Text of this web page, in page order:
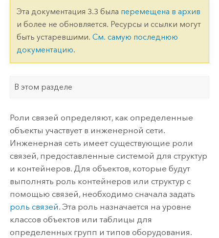
Эта документация 3.3 была перемещена в архив
и более не обновляется. Ресурсы и ссылки могут
быть устаревшими. См. самую последнюю
документацию.
В этом разделе
Роли связей определяют, как определенные
объекты участвует в инженерной сети.
Инженерная сеть имеет существующие роли
связей, предоставленные системой для структур
и контейнеров. Для объектов, которые будут
выполнять роль контейнеров или структур с
помощью связей, необходимо сначала задать
роль связей. Эта роль назначается на уровне
классов объектов или таблицы для
определенных групп и типов оборудования.